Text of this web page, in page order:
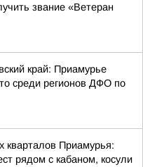
звание «Ветеран
край: Приамурье
среди регионов ДФО по
кварталов Приамурья:
рядом с кабаном, косули